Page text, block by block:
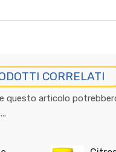
CORRELATI
questo articolo